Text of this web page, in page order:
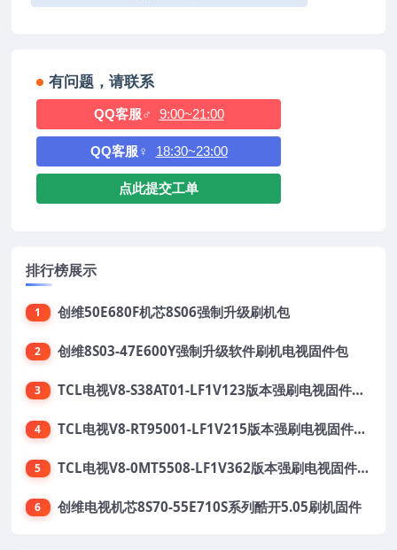
有问题，请联系
QQ客服♂ 9:00~21:00
QQ客服♀ 18:30~23:00
点此提交工单
排行榜展示
1 创维50E680F机芯8S06强制升级刷机包
2 创维8S03-47E600Y强制升级软件刷机电视固件包
3 TCL电视V8-S38AT01-LF1V123版本强刷电视固件包下载
4 TCL电视V8-RT95001-LF1V215版本强刷电视固件包下载
5 TCL电视V8-0MT5508-LF1V362版本强刷电视固件包下载
6 创维电视机芯8S70-55E710S系列酷开5.05刷机固件